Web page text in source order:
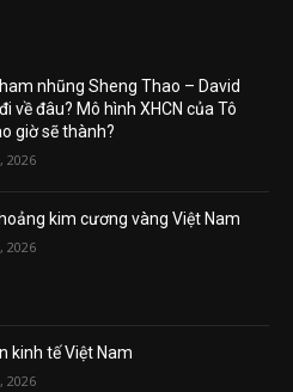
nhũng Sheng Thao – David
về đâu? Mô hình XHCN của Tô
giờ sẽ thành?
2026
kim cương vàng Việt Nam
2026
kinh tế Việt Nam
2026